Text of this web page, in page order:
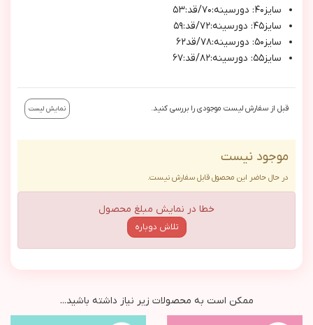
سايز٤٠: دورسينه:٧٠/قد:٥٣
سايز٤٥: دورسينه:٧٢/قد:٥٩
سايز٥٠: دورسينه:٧٨/قد٦٢
سايز٥٥: دورسينه:٨٢/قد:٦٧
قبل از سفارش لیست موجودی را بررسی کنید. نمایش لیست
موجود نیست
در حال حاضر این محصول قابل سفارش نیست.
خطا در نمایش مبلغ محصول
تلاش دوباره
ممکن است به محصولات زیر نیاز داشته باشید...